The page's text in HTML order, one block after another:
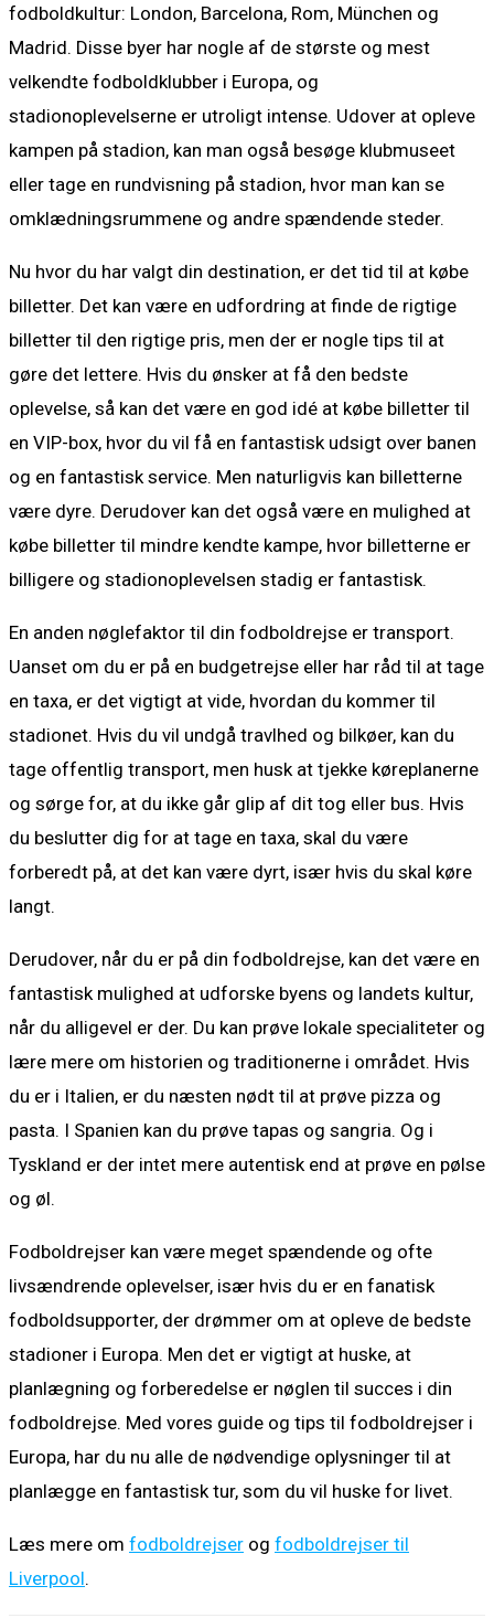
fodboldkultur: London, Barcelona, Rom, München og
Madrid. Disse byer har nogle af de største og mest
velkendte fodboldklubber i Europa, og
stadionoplevelserne er utroligt intense. Udover at opleve
kampen på stadion, kan man også besøge klubmuseet
eller tage en rundvisning på stadion, hvor man kan se
omklædningsrummene og andre spændende steder.
Nu hvor du har valgt din destination, er det tid til at købe
billetter. Det kan være en udfordring at finde de rigtige
billetter til den rigtige pris, men der er nogle tips til at
gøre det lettere. Hvis du ønsker at få den bedste
oplevelse, så kan det være en god idé at købe billetter til
en VIP-box, hvor du vil få en fantastisk udsigt over banen
og en fantastisk service. Men naturligvis kan billetterne
være dyre. Derudover kan det også være en mulighed at
købe billetter til mindre kendte kampe, hvor billetterne er
billigere og stadionoplevelsen stadig er fantastisk.
En anden nøglefaktor til din fodboldrejse er transport.
Uanset om du er på en budgetrejse eller har råd til at tage
en taxa, er det vigtigt at vide, hvordan du kommer til
stadionet. Hvis du vil undgå travlhed og bilkøer, kan du
tage offentlig transport, men husk at tjekke køreplanerne
og sørge for, at du ikke går glip af dit tog eller bus. Hvis
du beslutter dig for at tage en taxa, skal du være
forberedt på, at det kan være dyrt, især hvis du skal køre
langt.
Derudover, når du er på din fodboldrejse, kan det være en
fantastisk mulighed at udforske byens og landets kultur,
når du alligevel er der. Du kan prøve lokale specialiteter og
lære mere om historien og traditionerne i området. Hvis
du er i Italien, er du næsten nødt til at prøve pizza og
pasta. I Spanien kan du prøve tapas og sangria. Og i
Tyskland er der intet mere autentisk end at prøve en pølse
og øl.
Fodboldrejser kan være meget spændende og ofte
livsændrende oplevelser, især hvis du er en fanatisk
fodboldsupporter, der drømmer om at opleve de bedste
stadioner i Europa. Men det er vigtigt at huske, at
planlægning og forberedelse er nøglen til succes i din
fodboldrejse. Med vores guide og tips til fodboldrejser i
Europa, har du nu alle de nødvendige oplysninger til at
planlægge en fantastisk tur, som du vil huske for livet.
Læs mere om fodboldrejser og fodboldrejser til
Liverpool.